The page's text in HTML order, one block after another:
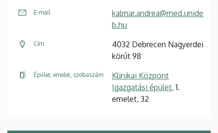
E-mail
kalmar.andrea@med.unide
b.hu
Cím
4032 Debrecen Nagyerdei
körút 98
Épület, emelet, szobaszám
Klinikai Központ
Igazgatási épület, 1.
emelet, 32